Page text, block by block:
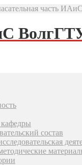
часть
состав